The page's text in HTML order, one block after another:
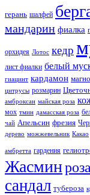
герань шалфей
мандарин фиалка
орхидея Лотос кедр
лист фиалки белый
гиацинт кардамон
цитрусы розмарин
амброксан майская роза
мох тмин дамасская роза
чай Апельсин фрезия
дерево можжевельник Какао
амбретта гардения
Жасминроза
сандал тубероза